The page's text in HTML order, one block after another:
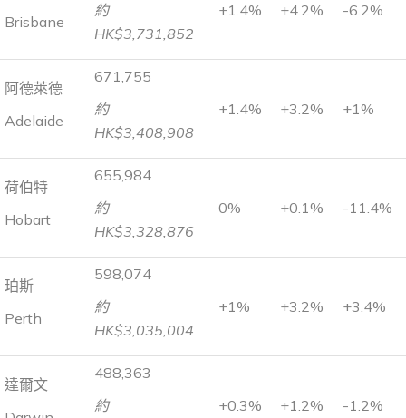
Brisbane
約
HK$3,731,852
+1.4% +4.2% -6.2%
阿德萊德
Adelaide
671,755
約
HK$3,408,908
+1.4% +3.2% +1%
荷伯特
Hobart
655,984
約
HK$3,328,876
0% +0.1% -11.4%
珀斯
Perth
598,074
約
HK$3,035,004
+1% +3.2% +3.4%
達爾文
488,363
約
+0.3% +1.2% -1.2%